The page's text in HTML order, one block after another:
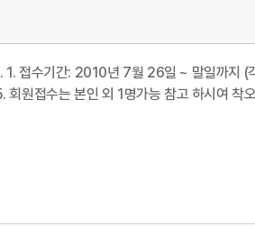
접수기간: 2010년 7월 26일 ~ 말일까지 (
원접수는 본인 외 1명가능 참고 하시여 착